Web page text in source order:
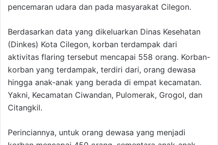
pencemaran udara dan pada masyarakat Cilegon.
Berdasarkan data yang dikeluarkan Dinas Kesehatan
(Dinkes) Kota Cilegon, korban terdampak dari
aktivitas flaring tersebut mencapai 558 orang. Korban-
korban yang terdampak, terdiri dari, orang dewasa
hingga anak-anak yang berada di empat kecamatan.
Yakni, Kecamatan Ciwandan, Pulomerak, Grogol, dan
Citangkil.
Perinciannya, untuk orang dewasa yang menjadi